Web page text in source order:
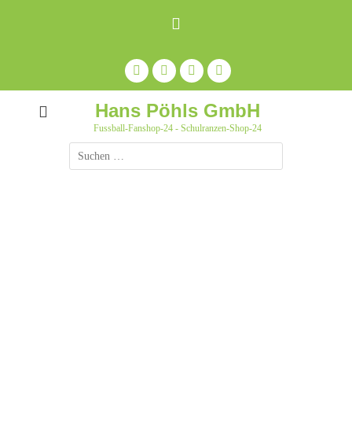
Facebook
Feed
Auf
Pinterest
pinnen
YouTube
Hans Pöhls GmbH
Fussball-Fanshop-24 - Schulranzen-Shop-24
Suche
nach: